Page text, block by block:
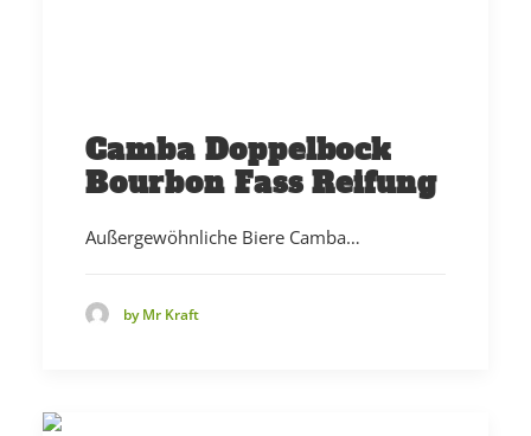
Camba Doppelbock
Bourbon Fass Reifung
Außergewöhnliche Biere Camba…
by Mr Kraft